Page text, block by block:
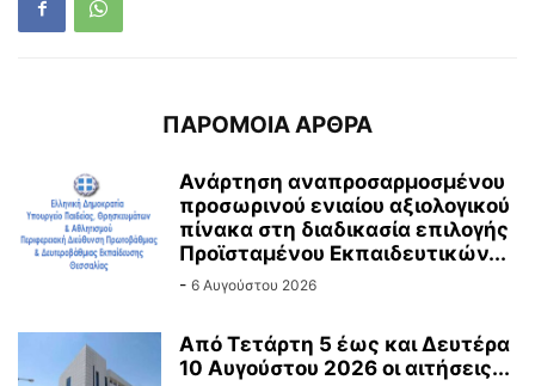
ΠΑΡΟΜΟΙΑ ΑΡΘΡΑ
Ανάρτηση αναπροσαρμοσμένου
προσωρινού ενιαίου αξιολογικού
πίνακα στη διαδικασία επιλογής
Προϊσταμένου Εκπαιδευτικών...
- 6 Αυγούστου 2026
Από Τετάρτη 5 έως και Δευτέρα
10 Αυγούστου 2026 οι αιτήσεις...